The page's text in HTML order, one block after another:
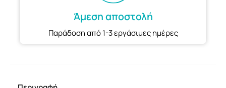
Άμεση αποστολή
Παράδοση από 1-3 εργάσιμες ημέρες